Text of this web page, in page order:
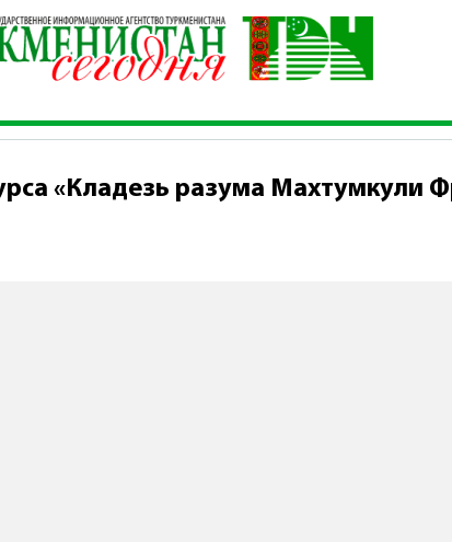
Победителям конкурса «Кладезь разума Махтумкули Фраги»
«Кладезь разума Махтумкули